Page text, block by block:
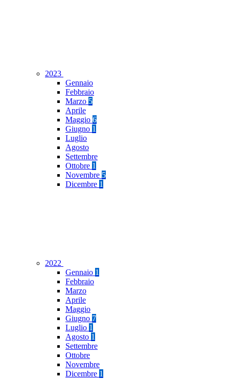
2023
Gennaio
Febbraio
Marzo 5
Aprile
Maggio 6
Giugno 1
Luglio
Agosto
Settembre
Ottobre 1
Novembre 5
Dicembre 1
2022
Gennaio 1
Febbraio
Marzo
Aprile
Maggio
Giugno 7
Luglio 1
Agosto 1
Settembre
Ottobre
Novembre
Dicembre 1